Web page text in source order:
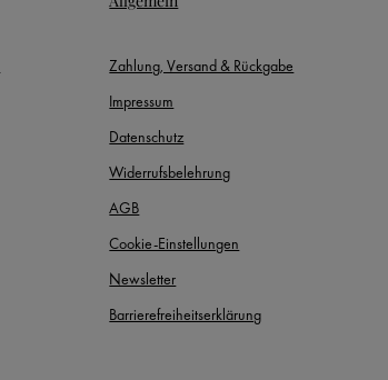
Zahlung, Versand & Rückgabe
Impressum
Datenschutz
Widerrufsbelehrung
AGB
Cookie-Einstellungen
Newsletter
Barrierefreiheitserklärung